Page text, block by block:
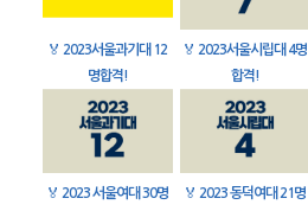
🏅 2023서울과기대 12
명합격!
🏅 2023서울시립대 4명
합격!
🏅 2023 서울여대 30명
🏅 2023 동덕여대 21명